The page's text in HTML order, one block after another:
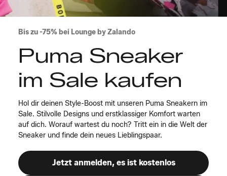
Bis zu -75% bei Lounge by Zalando
Puma Sneaker
im Sale kaufen
Hol dir deinen Style-Boost mit unseren Puma Sneakern im
Sale. Stilvolle Designs und erstklassiger Komfort warten
auf dich. Worauf wartest du noch? Tritt ein in die Welt der
Sneaker und finde dein neues Lieblingspaar.
Jetzt anmelden, es ist kostenlos